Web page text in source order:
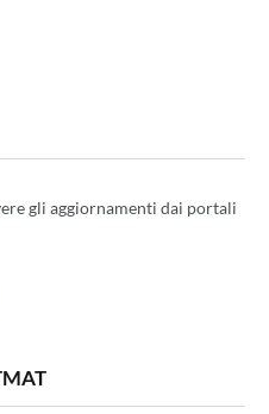
gli aggiornamenti dai portali